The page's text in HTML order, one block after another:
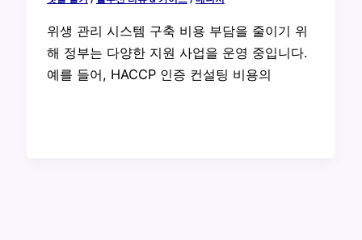
위생 관리 시스템 구축 비용 부담을 줄이기 위
해 정부는 다양한 지원 사업을 운영 중입니다.
예를 들어, HACCP 인증 컨설팅 비용의